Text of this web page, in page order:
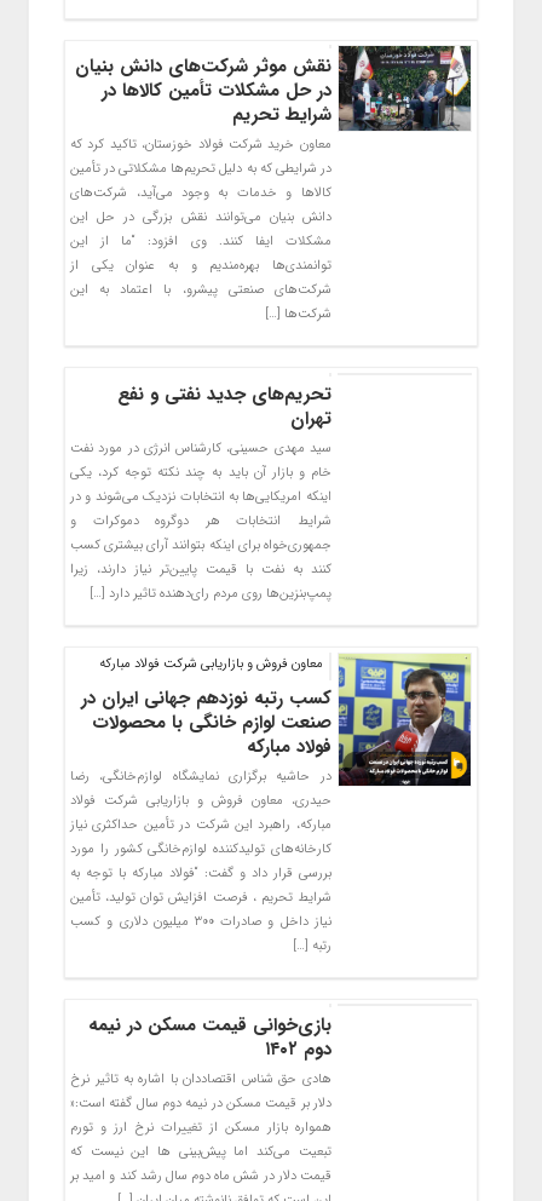
نقش موثر شرکت‌های دانش بنیان
در حل مشکلات تأمین کالاها در
شرایط تحریم
معاون خرید شرکت فولاد خوزستان، تاکید کرد که
در شرایطی که به دلیل تحریم‌ها مشکلاتی در تأمین
کالاها و خدمات به وجود می‌آید، شرکت‌های
دانش بنیان می‌توانند نقش بزرگی در حل این
مشکلات ایفا کنند. وی افزود: “ما از این
توانمندی‌ها بهره‌مندیم و به عنوان یکی از
شرکت‌های صنعتی پیشرو، با اعتماد به این
شرکت‌ها […]
تحریم‌های جدید نفتی و نفع
تهران
سید مهدی حسینی، کارشناس انرژی در مورد نفت
خام و بازار آن باید به چند نکته توجه کرد، یکی
اینکه امریکایی‌ها به انتخابات نزدیک می‌شوند و در
شرایط انتخابات هر دوگروه دموکرات و
جمهوری‌خواه برای اینکه بتوانند آرای بیشتری کسب
کنند به نفت با قیمت پایین‌تر نیاز دارند، زیرا
پمپ‌بنزین‌ها روی مردم رای‌دهنده تاثیر دارد […]
معاون فروش و بازاریابی شرکت فولاد مبارکه
کسب رتبه نوزدهم جهانی ایران در
صنعت لوازم خانگی با محصولات
فولاد مبارکه
در حاشیه برگزاری نمایشگاه لوازم‌خانگی، رضا
حیدری، معاون فروش و بازاریابی شرکت فولاد
مبارکه، راهبرد این شرکت در تأمین حداکثری نیاز
کارخانه‌های تولیدکننده لوازم‌خانگی کشور را مورد
بررسی قرار داد و گفت: “فولاد مبارکه با توجه به
شرایط تحریم ، فرصت افزایش توان تولید، تأمین
نیاز داخل و صادرات ۳۰۰ میلیون دلاری و کسب
رتبه […]
بازی‌خوانی قیمت مسکن در نیمه
دوم ۱۴۰۲
هادی حق شناس اقتصاددان با اشاره به تاثیر نرخ
دلار بر قیمت مسکن در نیمه دوم سال گفته است:«
همواره بازار مسکن از تغییرات نرخ ارز و تورم
تبعیت می‌کند اما پیش‌بینی ها این نیست که
قیمت دلار در شش ماه دوم سال رشد کند و امید بر